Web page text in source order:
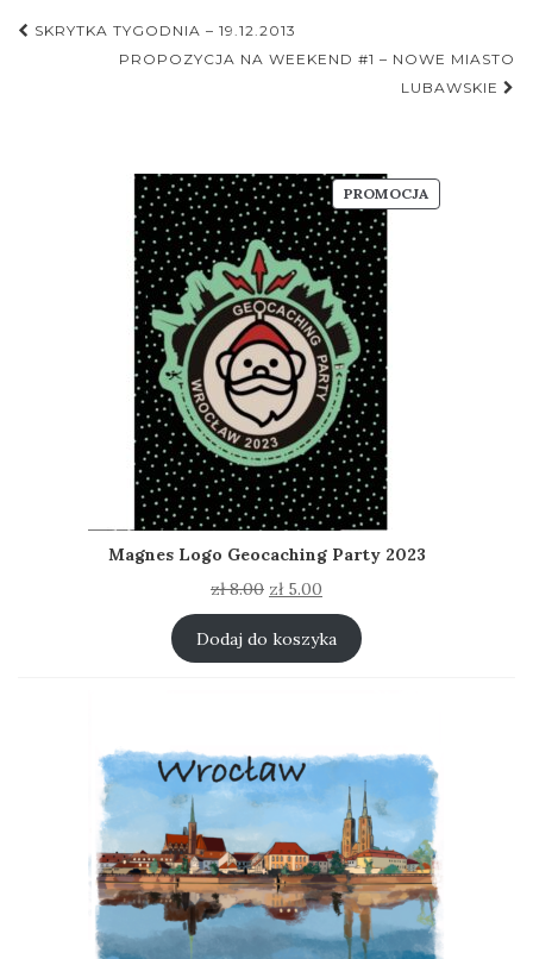
Nawigacja
SKRYTKA TYGODNIA – 19.12.2013
PROPOZYCJA NA WEEKEND #1 – NOWE MIASTO
LUBAWSKIE
PROMOCJAPRODUKT
W
Magnes Logo Geocaching Party 2023
zł8.00 Pierwotna
cena
wynosiła:
zł 8.00.
zł5.00
cena
wynosi:
zł 5.00.
Dodaj do koszyka